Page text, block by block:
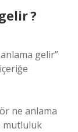
?
gelir”
ne anlama
mutluluk